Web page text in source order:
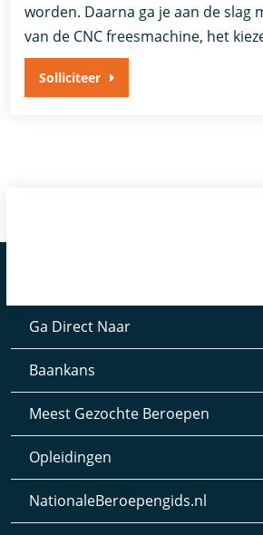
worden. Daarna ga je aan de slag
van de CNC freesmachine, het
Solliciteer
Ga Direct Naar
Baankans
Meest Gezochte Beroepen
Opleidingen
NationaleBeroepengids.nl